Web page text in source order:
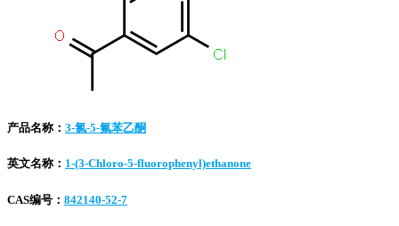
产品名称： 3-氯-5-氟苯乙酮
英文名称： 1-(3-Chloro-5-fluorophenyl)ethanone
CAS编号： 842140-52-7